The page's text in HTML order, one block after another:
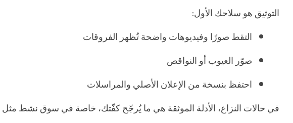
التوثيق هو سلاحك الأول:
التقط صورًا وفيديوهات واضحة تُظهر الفروقات
صوّر العيوب أو النواقص
احتفظ بنسخة من الإعلان الأصلي والمراسلات
في حالات النزاع، الأدلة الموثقة هي ما يُرجّح كفّتك، خاصة في سوق نشط مثل